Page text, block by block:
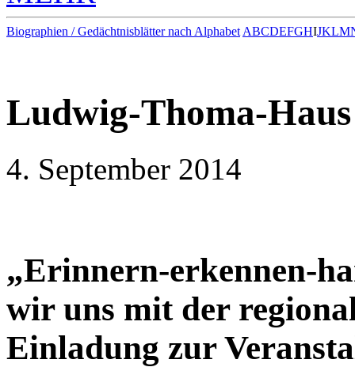
Biographien / Gedächtnisblätter nach Alphabet ABCDEFGHIJKLM
Ludwig-Thoma-Haus
4. September 2014
„Erinnern-erkennen-
wir uns mit der
Einladung zur